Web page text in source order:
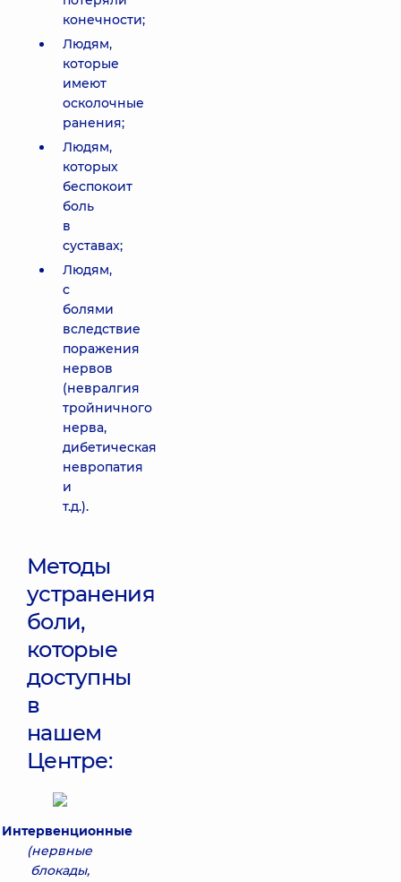
конечности;
Людям,
которые
имеют
осколочные
ранения;
Людям,
которых
беспокоит
боль
в
суставах;
Людям,
с
болями
вследствие
поражения
нервов
(невралгия
тройничного
нерва,
дибетическая
невропатия
и
т.д.).
Методы
устранения
боли,
которые
доступны
в
нашем
Центре:
Интервенционные
(нервные
блокады,